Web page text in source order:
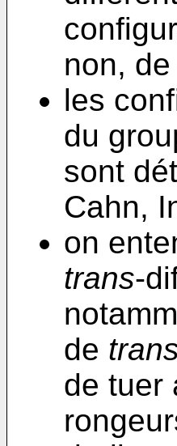
non,
les
du
sont
Cahn,
on
trans-
de
de tuer